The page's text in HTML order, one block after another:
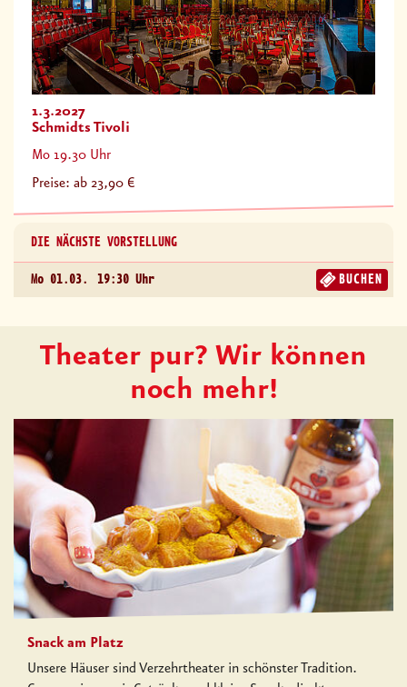
1.3.2027
Schmidts Tivoli
Mo 19.30 Uhr
Preise: ab 23,90 €
DIE NÄCHSTE VORSTELLUNG
Mo 01.03. 19:30 Uhr BUCHEN
Theater pur? Wir können
noch mehr!
Snack am Platz
Unsere Häuser sind Verzehrtheater in schönster Tradition.